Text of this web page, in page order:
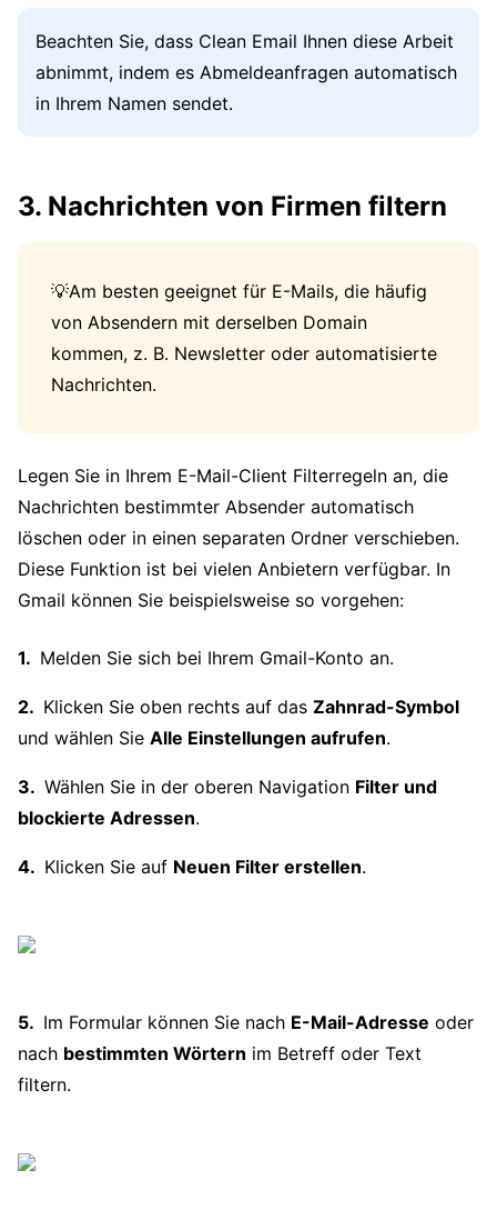
Beachten Sie, dass Clean Email Ihnen diese Arbeit
abnimmt, indem es Abmeldeanfragen automatisch
in Ihrem Namen sendet.
3. Nachrichten von Firmen filtern
💡Am besten geeignet für E-Mails, die häufig
von Absendern mit derselben Domain
kommen, z. B. Newsletter oder automatisierte
Nachrichten.
Legen Sie in Ihrem E-Mail-Client Filterregeln an, die
Nachrichten bestimmter Absender automatisch
löschen oder in einen separaten Ordner verschieben.
Diese Funktion ist bei vielen Anbietern verfügbar. In
Gmail können Sie beispielsweise so vorgehen:
Melden Sie sich bei Ihrem Gmail-Konto an.
Klicken Sie oben rechts auf das Zahnrad-Symbol
und wählen Sie Alle Einstellungen aufrufen.
Wählen Sie in der oberen Navigation Filter und
blockierte Adressen.
Klicken Sie auf Neuen Filter erstellen.
Im Formular können Sie nach E-Mail-Adresse oder
nach bestimmten Wörtern im Betreff oder Text
filtern.